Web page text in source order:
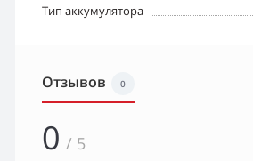
Тип аккумулятора
Отзывов 0
0 / 5